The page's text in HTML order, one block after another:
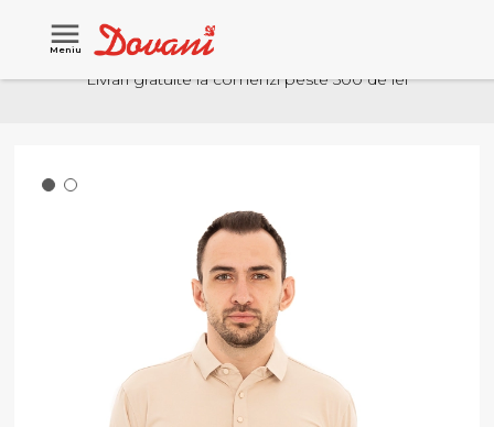
Meniu
Livrari gratuite la comenzi peste 500 de lei